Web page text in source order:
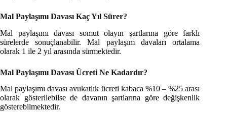
Mal Paylaşımı Davası Kaç Yıl Sürer?
Mal paylaşımı davası somut olayın şartlarına göre farklı
sürelerde sonuçlanabilir. Mal paylaşım davaları ortalama
olarak 1 ile 2 yıl arasında sürmektedir.
Mal Paylaşımı Davası Ücreti Ne Kadardır?
Mal paylaşımı davası avukatlık ücreti kabaca %10 – %25 arası
olarak gösterilebilse de davanın şartlarına göre değişkenlik
gösterebilmektedir.